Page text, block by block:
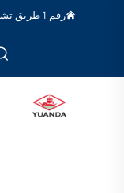
رقم 1 طريق تشانغتشون، بلدة شانغهو، سوزهو، جيانغسو، الصين